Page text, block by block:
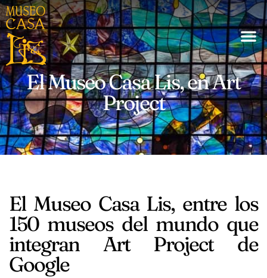
El Museo Casa Lis, en Art
Project
El Museo Casa Lis, entre los
150 museos del mundo que
integran Art Project de
Google